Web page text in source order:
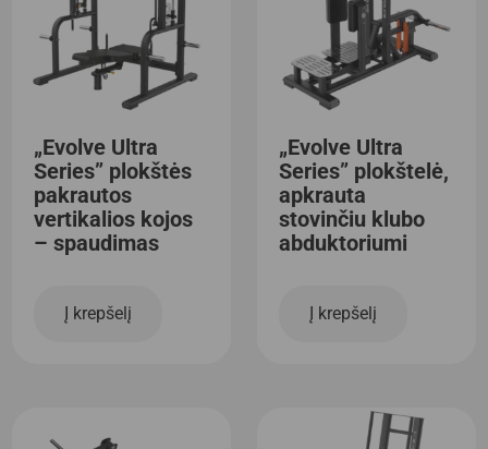
„Evolve Ultra
Series” plokštės
pakrautos
vertikalios kojos
– spaudimas
Į krepšelį
„Evolve Ultra
Series” plokštelė,
apkrauta
stovinčiu klubo
abduktoriumi
Į krepšelį